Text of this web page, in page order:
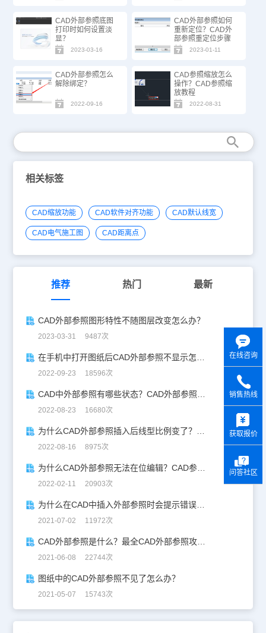
CAD外部参照底图
打印时如何设置淡
显？
2023-03-16
CAD外部参照如何
重新定位？CAD外
部参照重定位步骤
2023-01-11
CAD外部参照怎么
解除绑定？
2022-09-16
CAD参照缩放怎么
操作？CAD参照缩
放教程
2022-08-31
相关标签
CAD缩放功能 CAD软件对齐功能 CAD默认线宽
CAD电气施工图 CAD距离点
推荐 热门 最新
CAD外部参照图形特性不随图层改变怎么办？
2023-03-31 9487次
2022-09-23 18596次
2022-08-23 16680次
2022-08-16 8975次
为什么CAD外部参照无法在位编辑？CAD参照编辑教程
2022-02-11 20903次
为什么在CAD中插入外部参照时会提示错误无效？
2021-07-02 11972次
CAD外部参照是什么？最全CAD外部参照攻略！
2021-06-08 22744次
图纸中的CAD外部参照不见了怎么办？
2021-05-07 15743次
在线咨询
销售热线
获取报价
问答社区